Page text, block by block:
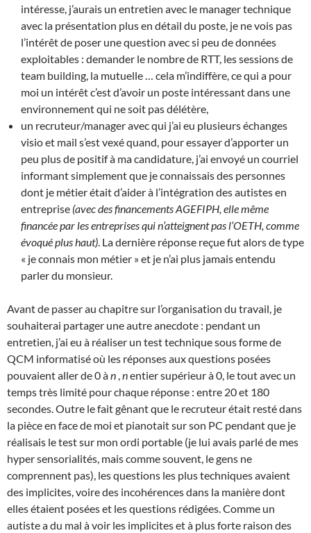
intéresse, j’aurais un entretien avec le manager technique
avec la présentation plus en détail du poste, je ne vois pas
l’intérêt de poser une question avec si peu de données
exploitables : demander le nombre de RTT, les sessions de
team building, la mutuelle … cela m’indiffère, ce qui a pour
moi un intérêt c’est d’avoir un poste intéressant dans une
environnement qui ne soit pas délétère,
un recruteur/manager avec qui j’ai eu plusieurs échanges
visio et mail s’est vexé quand, pour essayer d’apporter un
peu plus de positif à ma candidature, j’ai envoyé un courriel
informant simplement que je connaissais des personnes
dont je métier était d’aider à l’intégration des autistes en
entreprise (avec des financements AGEFIPH, elle même
financée par les entreprises qui n’atteignent pas l’OETH, comme
évoqué plus haut). La dernière réponse reçue fut alors de type
« je connais mon métier » et je n’ai plus jamais entendu
parler du monsieur.
Avant de passer au chapitre sur l’organisation du travail, je
souhaiterai partager une autre anecdote : pendant un
entretien, j’ai eu à réaliser un test technique sous forme de
QCM informatisé où les réponses aux questions posées
pouvaient aller de 0 àn ,nentier supérieur à 0, le tout avec un
temps très limité pour chaque réponse : entre 20 et 180
secondes. Outre le fait gênant que le recruteur était resté dans
la pièce en face de moi et pianotait sur son PC pendant que je
réalisais le test sur mon ordi portable (je lui avais parlé de mes
hyper sensorialités, mais comme souvent, le gens ne
comprennent pas), les questions les plus techniques avaient
des implicites, voire des incohérences dans la manière dont
elles étaient posées et les questions rédigées. Comme un
autiste a du mal à voir les implicites et à plus forte raison des